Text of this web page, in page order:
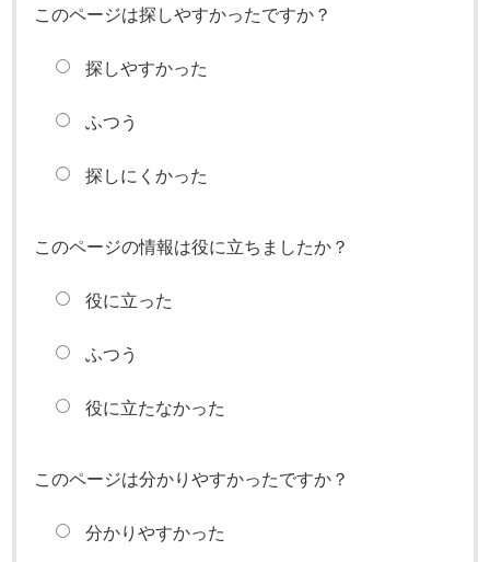
このページは探しやすかったですか？
探しやすかった
ふつう
探しにくかった
このページの情報は役に立ちましたか？
役に立った
ふつう
役に立たなかった
このページは分かりやすかったですか？
分かりやすかった